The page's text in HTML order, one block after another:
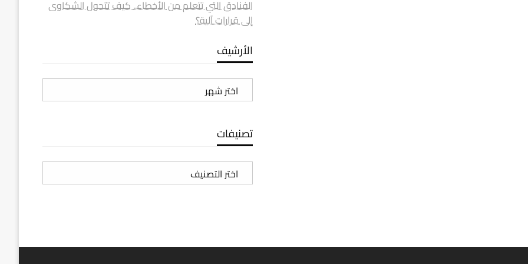
الفنادق التي تتعلم من الأخطاء.. كيف تتحول الشكاوى
إلى قرارات آلية؟
الأرشيف
الأرشيف
تصنيفات
تصنيفات